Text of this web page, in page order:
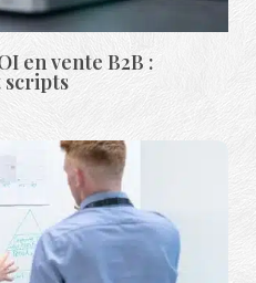
en vente B2B :
scripts